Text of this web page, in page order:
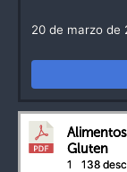
20 de marzo de
Gluten
1 138